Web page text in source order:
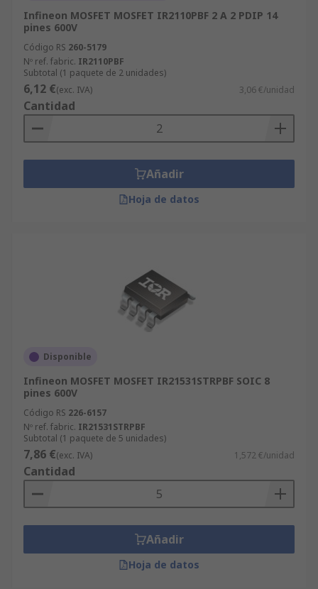
Infineon MOSFET MOSFET IR2110PBF 2 A 2 PDIP 14
pines 600V
Código RS 260-5179
Nº ref. fabric. IR2110PBF
Subtotal (1 paquete de 2 unidades)
6,12 €(exc. IVA) 3,06 €/unidad
Cantidad
Añadir
Hoja de datos
Disponible
Infineon MOSFET MOSFET IR21531STRPBF SOIC 8
pines 600V
Código RS 226-6157
Nº ref. fabric. IR21531STRPBF
Subtotal (1 paquete de 5 unidades)
7,86 €(exc. IVA) 1,572 €/unidad
Cantidad
Añadir
Hoja de datos